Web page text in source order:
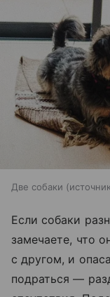
Две собаки
Если собаки
замечаете, что
с другом, и
подраться —